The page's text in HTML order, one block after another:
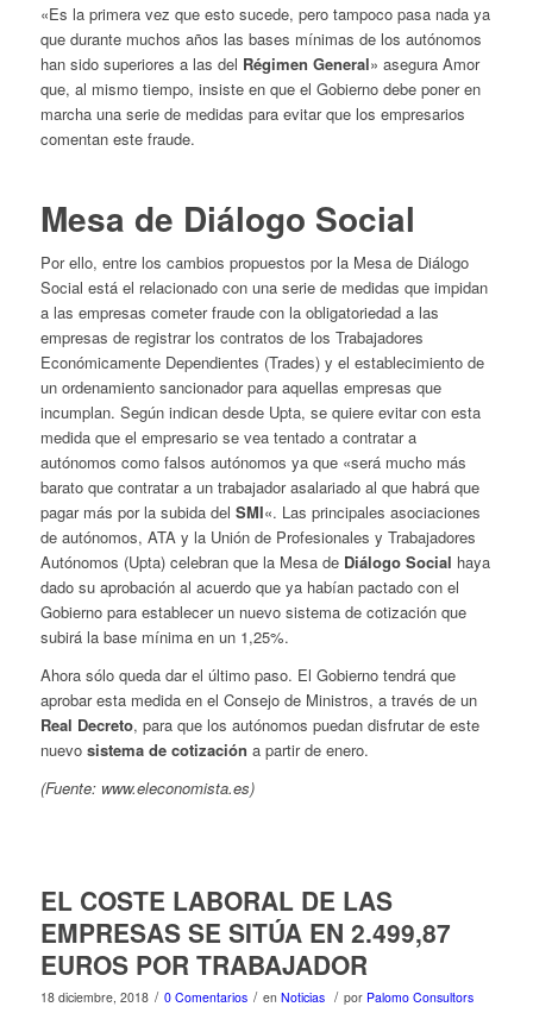
«Es la primera vez que esto sucede, pero tampoco pasa nada ya
que durante muchos años las bases mínimas de los autónomos
han sido superiores a las del Régimen General» asegura Amor
que, al mismo tiempo, insiste en que el Gobierno debe poner en
marcha una serie de medidas para evitar que los empresarios
comentan este fraude.
Mesa de Diálogo Social
Por ello, entre los cambios propuestos por la Mesa de Diálogo
Social está el relacionado con una serie de medidas que impidan
a las empresas cometer fraude con la obligatoriedad a las
empresas de registrar los contratos de los Trabajadores
Económicamente Dependientes (Trades) y el establecimiento de
un ordenamiento sancionador para aquellas empresas que
incumplan. Según indican desde Upta, se quiere evitar con esta
medida que el empresario se vea tentado a contratar a
autónomos como falsos autónomos ya que «será mucho más
barato que contratar a un trabajador asalariado al que habrá que
pagar más por la subida del SMI«. Las principales asociaciones
de autónomos, ATA y la Unión de Profesionales y Trabajadores
Autónomos (Upta) celebran que la Mesa de Diálogo Social haya
dado su aprobación al acuerdo que ya habían pactado con el
Gobierno para establecer un nuevo sistema de cotización que
subirá la base mínima en un 1,25%.
Ahora sólo queda dar el último paso. El Gobierno tendrá que
aprobar esta medida en el Consejo de Ministros, a través de un
Real Decreto, para que los autónomos puedan disfrutar de este
nuevosistema de cotización a partir de enero.
(Fuente: www.eleconomista.es)
EL COSTE LABORAL DE LAS
EMPRESAS SE SITÚA EN 2.499,87
EUROS POR TRABAJADOR
18 diciembre, 2018 / 0 Comentarios / en Noticias / por Palomo Consultors